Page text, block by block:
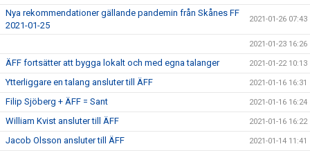
Nya rekommendationer gällande pandemin från Skånes FF
2021-01-25
2021-01-26 07:43
2021-01-23 16:26
ÄFF fortsätter att bygga lokalt och med egna talanger 2021-01-22 10:13
Ytterliggare en talang ansluter till ÄFF 2021-01-16 16:31
Filip Sjöberg + ÄFF = Sant 2021-01-16 16:24
William Kvist ansluter till ÄFF 2021-01-16 16:22
Jacob Olsson ansluter till ÄFF 2021-01-14 11:41